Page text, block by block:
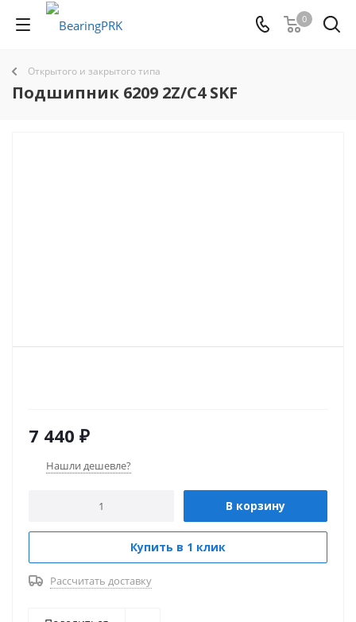
0
Открытого и закрытого типа
Подшипник 6209 2Z/C4 SKF
7 440 ₽
Нашли дешевле?
В корзину
Купить в 1 клик
Рассчитать доставку